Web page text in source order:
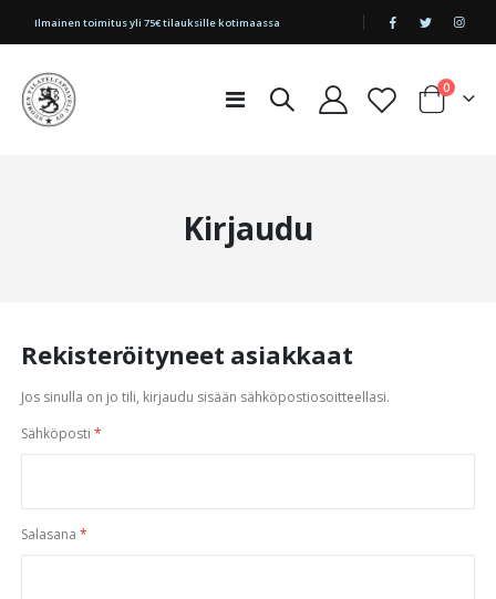
|
Ilmainen toimitus yli 75€ tilauksille kotimaassa
Toggle
Cart
0tuotetta
Kirjaudu
Rekisteröityneet asiakkaat
Jos sinulla on jo tili, kirjaudu sisään sähköpostiosoitteellasi.
Sähköposti
Salasana